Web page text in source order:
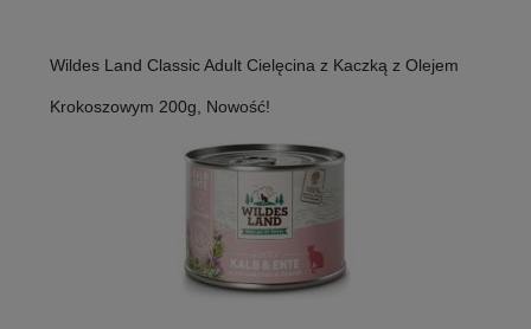
Wildes Land Classic Adult Cielęcina z Kaczką z Olejem
Krokoszowym 200g, Nowość!